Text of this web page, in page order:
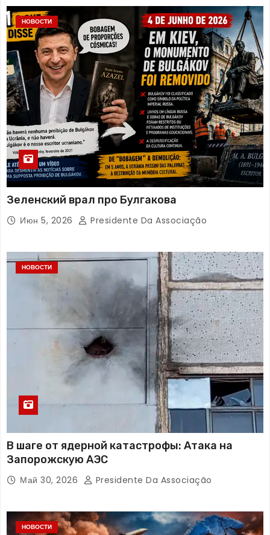
НОВОСТИ
Зеленский врал про Булгакова
Июн 5, 2026 Presidente Da Associação
НОВОСТИ
В шаге от ядерной катастрофы: Атака на
Запорожскую АЭС
Май 30, 2026 Presidente Da Associação
НОВОСТИ